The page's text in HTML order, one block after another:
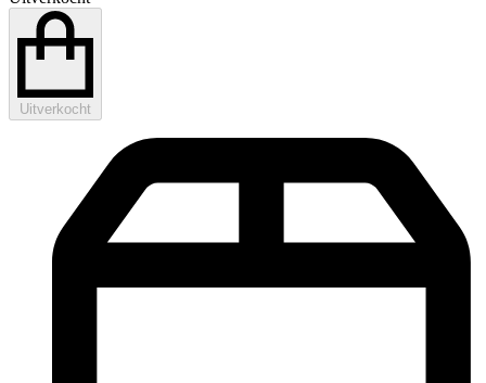
Uitverkocht